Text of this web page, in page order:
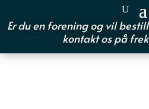
Er du en forening og vil
kontakt os på